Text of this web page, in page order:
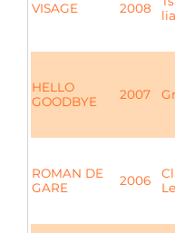
VISAGE 2008
HELLO
GOODBYE
2007
ROMAN DE
GARE
2006